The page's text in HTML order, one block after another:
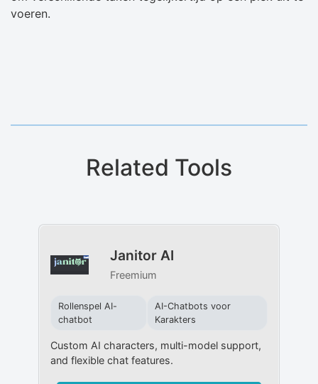
voeren.
Related Tools
Janitor AI
Freemium
Rollenspel AI-
chatbot
AI-Chatbots voor
Karakters
Custom AI characters, multi-model support,
and flexible chat features.